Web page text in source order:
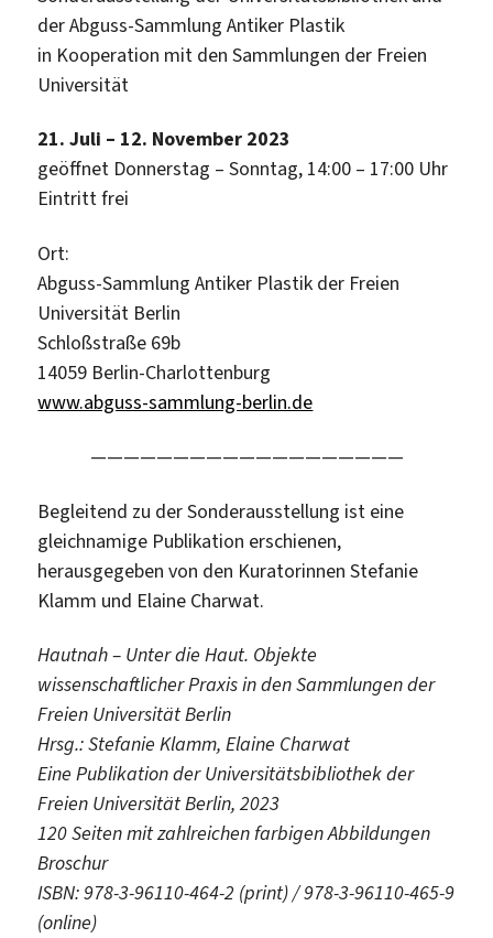
der Abguss-Sammlung Antiker Plastik
in Kooperation mit den Sammlungen der Freien
Universität
21. Juli – 12. November 2023
geöffnet Donnerstag – Sonntag, 14:00 – 17:00 Uhr
Eintritt frei
Ort:
Abguss-Sammlung Antiker Plastik der Freien
Universität Berlin
Schloßstraße 69b
14059 Berlin-Charlottenburg
www.abguss-sammlung-berlin.de
———————————————————
Begleitend zu der Sonderausstellung ist eine
gleichnamige Publikation erschienen,
herausgegeben von den Kuratorinnen Stefanie
Klamm und Elaine Charwat.
Hautnah – Unter die Haut. Objekte
wissenschaftlicher Praxis in den Sammlungen der
Freien Universität Berlin
Hrsg.: Stefanie Klamm, Elaine Charwat
Eine Publikation der Universitätsbibliothek der
Freien Universität Berlin, 2023
120 Seiten mit zahlreichen farbigen Abbildungen
Broschur
ISBN: 978-3-96110-464-2 (print) / 978-3-96110-465-9
(online)